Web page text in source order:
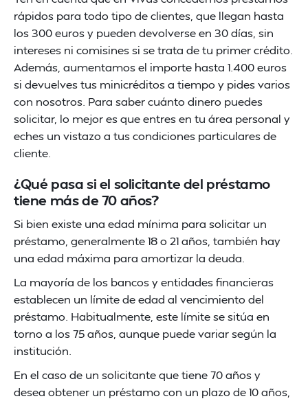
rápidos para todo tipo de clientes, que llegan hasta
los 300 euros y pueden devolverse en 30 días, sin
intereses ni comisines si se trata de tu primer crédito.
Además, aumentamos el importe hasta 1.400 euros
si devuelves tus minicréditos a tiempo y pides varios
con nosotros. Para saber cuánto dinero puedes
solicitar, lo mejor es que entres en tu área personal y
eches un vistazo a tus condiciones particulares de
cliente.
¿Qué pasa si el solicitante del préstamo
tiene más de 70 años?
Si bien existe una edad mínima para solicitar un
préstamo, generalmente 18 o 21 años, también hay
una edad máxima para amortizar la deuda.
La mayoría de los bancos y entidades financieras
establecen un límite de edad al vencimiento del
préstamo. Habitualmente, este límite se sitúa en
torno a los 75 años, aunque puede variar según la
institución.
En el caso de un solicitante que tiene 70 años y
desea obtener un préstamo con un plazo de 10 años,